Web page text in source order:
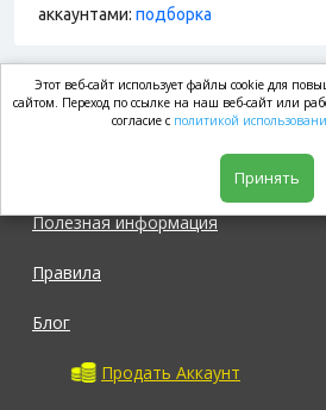
аккаунтами: подборка
market.com
Полезная информация
Правила
Блог
Продать Аккаунт
Этот веб-сайт использует файлы cookie для
сайтом. Переход по ссылке на наш веб-сайт или
согласие с политикой
Принять